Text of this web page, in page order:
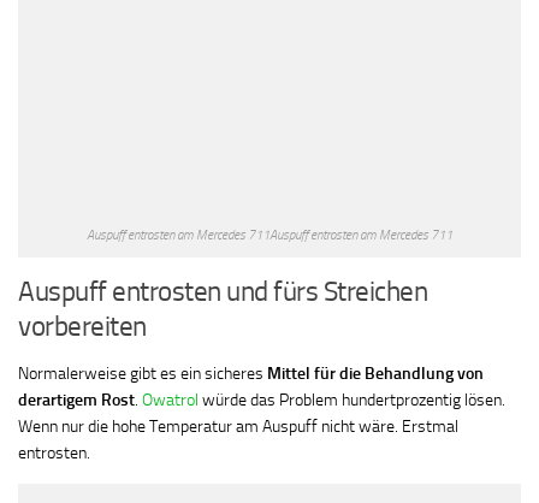
Auspuff entrosten am Mercedes 711Auspuff entrosten am Mercedes 711
Auspuff entrosten und fürs Streichen
vorbereiten
Normalerweise gibt es ein sicheres Mittel für die Behandlung von
derartigem Rost. Owatrol würde das Problem hundertprozentig lösen.
Wenn nur die hohe Temperatur am Auspuff nicht wäre. Erstmal
entrosten.